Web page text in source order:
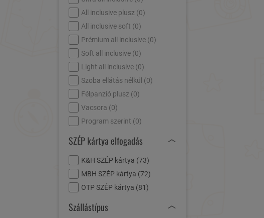
All inclusive plusz (0)
All inclusive soft (0)
Prémium all inclusive (0)
Soft all inclusive (0)
Light all inclusive (0)
Szoba ellátás nélkül (0)
Félpanzió plusz (0)
Vacsora (0)
Program szerint (0)
SZÉP kártya elfogadás
K&H SZÉP kártya (73)
MBH SZÉP kártya (72)
OTP SZÉP kártya (81)
Szállástípus